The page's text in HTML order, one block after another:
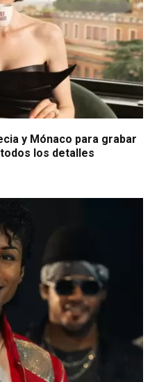
y Mónaco para grabar
los detalles